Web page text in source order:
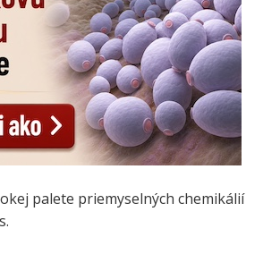
palete priemyselných chemikálií